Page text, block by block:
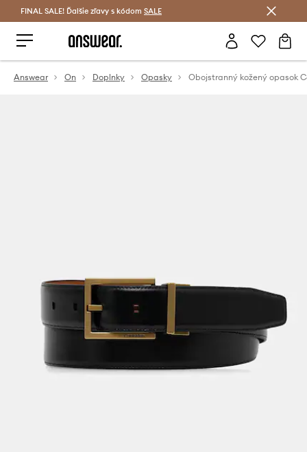
Šetrite s Answear Club >
FINAL SALE! Ďalšie zľavy s kódom SALE
Answear On Doplnky Opasky